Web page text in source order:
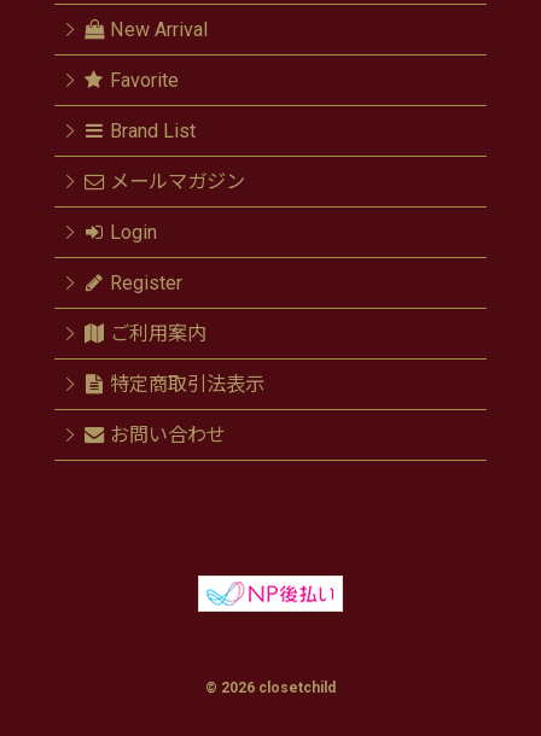
New Arrival
Favorite
Brand List
メールマガジン
Login
Register
ご利用案内
特定商取引法表示
お問い合わせ
© 2026 closetchild